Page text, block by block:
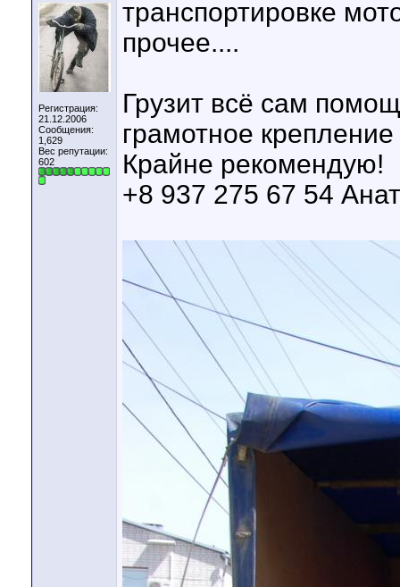
Регистрация:
21.12.2006
Сообщения:
1,629
Вес репутации:
602
транспортировке
прочее....
Грузит всё сам
грамотное
Крайне рекомендую!
+8 937 275 67 54